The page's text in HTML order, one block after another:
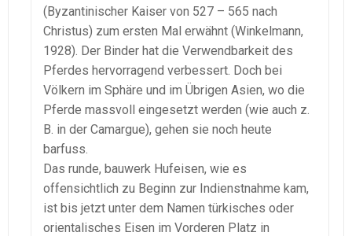
(Byzantinischer Kaiser von 527 – 565 nach
Christus) zum ersten Mal erwähnt (Winkelmann,
1928). Der Binder hat die Verwendbarkeit des
Pferdes hervorragend verbessert. Doch bei
Völkern im Sphäre und im Übrigen Asien, wo die
Pferde massvoll eingesetzt werden (wie auch z.
B. in der Camargue), gehen sie noch heute
barfuss.
Das runde, bauwerk Hufeisen, wie es
offensichtlich zu Beginn zur Indienstnahme kam,
ist bis jetzt unter dem Namen türkisches oder
orientalisches Eisen im Vorderen Platz in